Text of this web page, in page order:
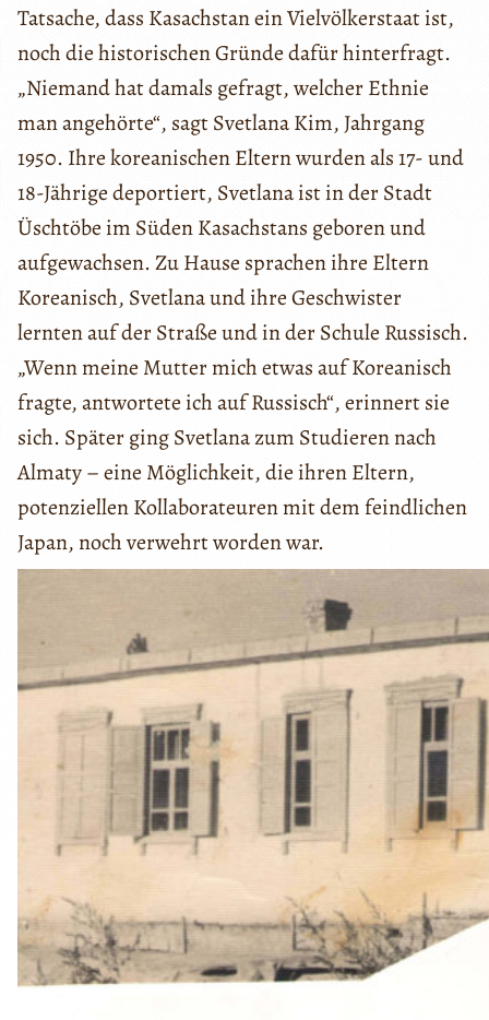
Tatsache, dass Kasachstan ein Vielvölkerstaat ist,
noch die historischen Gründe dafür hinterfragt.
„Niemand hat damals gefragt, welcher Ethnie
man angehörte“, sagt Svetlana Kim, Jahrgang
1950. Ihre koreanischen Eltern wurden als 17- und
18-Jährige deportiert, Svetlana ist in der Stadt
Üschtöbe im Süden Kasachstans geboren und
aufgewachsen. Zu Hause sprachen ihre Eltern
Koreanisch, Svetlana und ihre Geschwister
lernten auf der Straße und in der Schule Russisch.
„Wenn meine Mutter mich etwas auf Koreanisch
fragte, antwortete ich auf Russisch“, erinnert sie
sich. Später ging Svetlana zum Studieren nach
Almaty – eine Möglichkeit, die ihren Eltern,
potenziellen Kollaborateuren mit dem feindlichen
Japan, noch verwehrt worden war.